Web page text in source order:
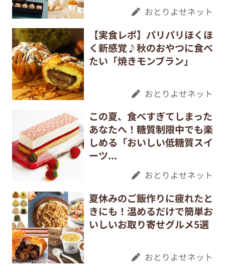
おとりよせネット
【実食レポ】パリパリほくほ
く新感覚♪秋のおやつに食べ
たい「焼きモンブラン」
おとりよせネット
この夏、食べすぎてしまった
あなたへ！糖質制限中でも楽
しめる「おいしい低糖質スイ
ーツ...
おとりよせネット
夏休みのご飯作りに疲れたと
きにも！温めるだけで簡単お
いしいお取り寄せグルメ5選
おとりよせネット